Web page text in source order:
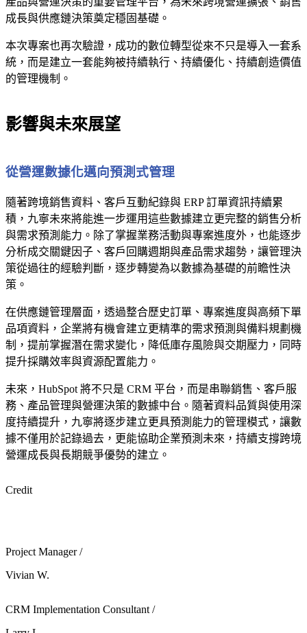
成長與供應鏈決策奠定穩固基礎。
本次專案也再次驗證，成功的數位轉型從來不只是導入一套系
統，而是建立一套能夠被持續執行、持續優化、持續創造價值
的管理機制。
影響與未來展望
從營運數據化邁向預測式管理
隨著跨境銷售資料、客戶互動紀錄與 ERP 訂單資訊持續累
積，九寧未來將能進一步運用這些數據建立更完整的銷售分析
與需求預測能力。除了掌握業務活動與專案進度外，也能逐步
分析成交關鍵因子、客戶回購週期與產品需求趨勢，讓管理決
策從過往的經驗判斷，逐步轉變為以數據為基礎的前瞻性決
策。
在供應鏈管理層面，透過整合歷史訂單、專案進度與高頻下單
品項資料，企業將有機會建立更精準的需求預測與備料規劃機
制，提前掌握潛在需求變化，降低庫存風險與交期壓力，同時
提升採購效率與資源配置能力。
未來，HubSpot 將不只是 CRM 平台，而是串聯銷售、客戶服
務、產品管理與營運決策的數據中台。隨著資料品質與使用深
度持續提升，九寧將逐步建立更具預測能力的管理模式，讓數
據不僅用於記錄過去，更能協助企業預測未來，持續支撐跨境
營運成長與長期競爭優勢的建立。
Credit
Project Manager /
Vivian W.
CRM Implementation Consultant /